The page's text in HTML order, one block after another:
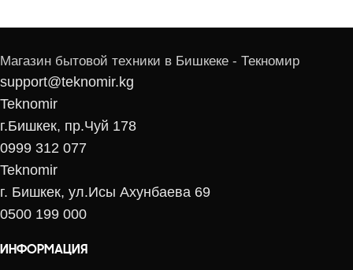
Магазин бытовой техники в Бишкеке - Текномир
support@teknomir.kg
Teknomir
г.Бишкек, пр.Чуй 178
0999 312 077
Teknomir
г. Бишкек, ул.Исы Ахунбаева 69
0500 199 000
ИНФОРМАЦИЯ